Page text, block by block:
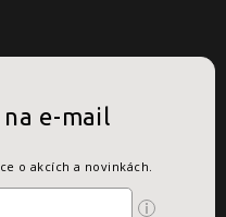
e-mail
o akcích a novinkách.